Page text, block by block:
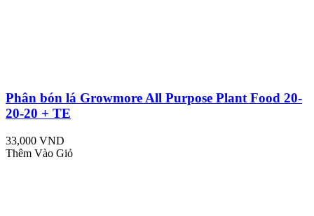
Phân bón lá Growmore All Purpose Plant Food 20-
20-20 + TE
33,000 VND
Thêm Vào Giỏ